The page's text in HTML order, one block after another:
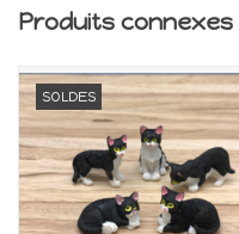
Produits connexes
SOLDES